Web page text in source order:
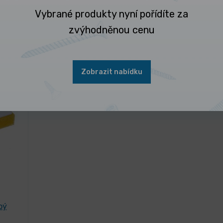
70,20 Kč/ ks
Vybrané produkty nyní pořídíte za
zvýhodněnou cenu
Zobrazit nabídku